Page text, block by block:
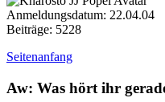
Anmeldungsdatum: 22.04.04
Beiträge: 5228
Seitenanfang
Aw: Was hört ihr